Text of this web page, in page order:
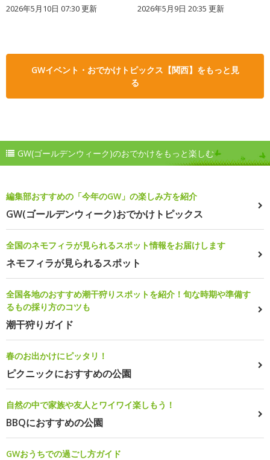
2026年5月10日 07:30 更新 2026年5月9日 20:35 更新
GWイベント・おでかけトピックス【関西】をもっと見
る
GW(ゴールデンウィーク)のおでかけをもっと楽しむ
編集部おすすめの「今年のGW」の楽しみ方を紹介
GW(ゴールデンウィーク)おでかけトピックス
全国のネモフィラが見られるスポット情報をお届けします
ネモフィラが見られるスポット
全国各地のおすすめ潮干狩りスポットを紹介！旬な時期や準備す
るもの採り方のコツも
潮干狩りガイド
春のお出かけにピッタリ！
ピクニックにおすすめの公園
自然の中で家族や友人とワイワイ楽しもう！
BBQにおすすめの公園
GWおうちでの過ごし方ガイド